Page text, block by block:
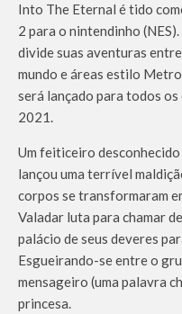
Into The Eternal é tido
2 para o nintendinho
divide suas aventuras
mundo e áreas estilo
será lançado para todos os
2021.
Um feiticeiro
lançou uma terrível
corpos se transformaram
Valadar luta para chamar
palácio de seus deveres
Esgueirando-se entre o
mensageiro (uma palavra
princesa.